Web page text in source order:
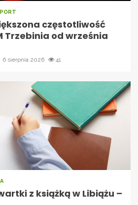
częstotliwość
Trzebinia od września
6 sierpnia 2026 41
z książką w Libiążu –